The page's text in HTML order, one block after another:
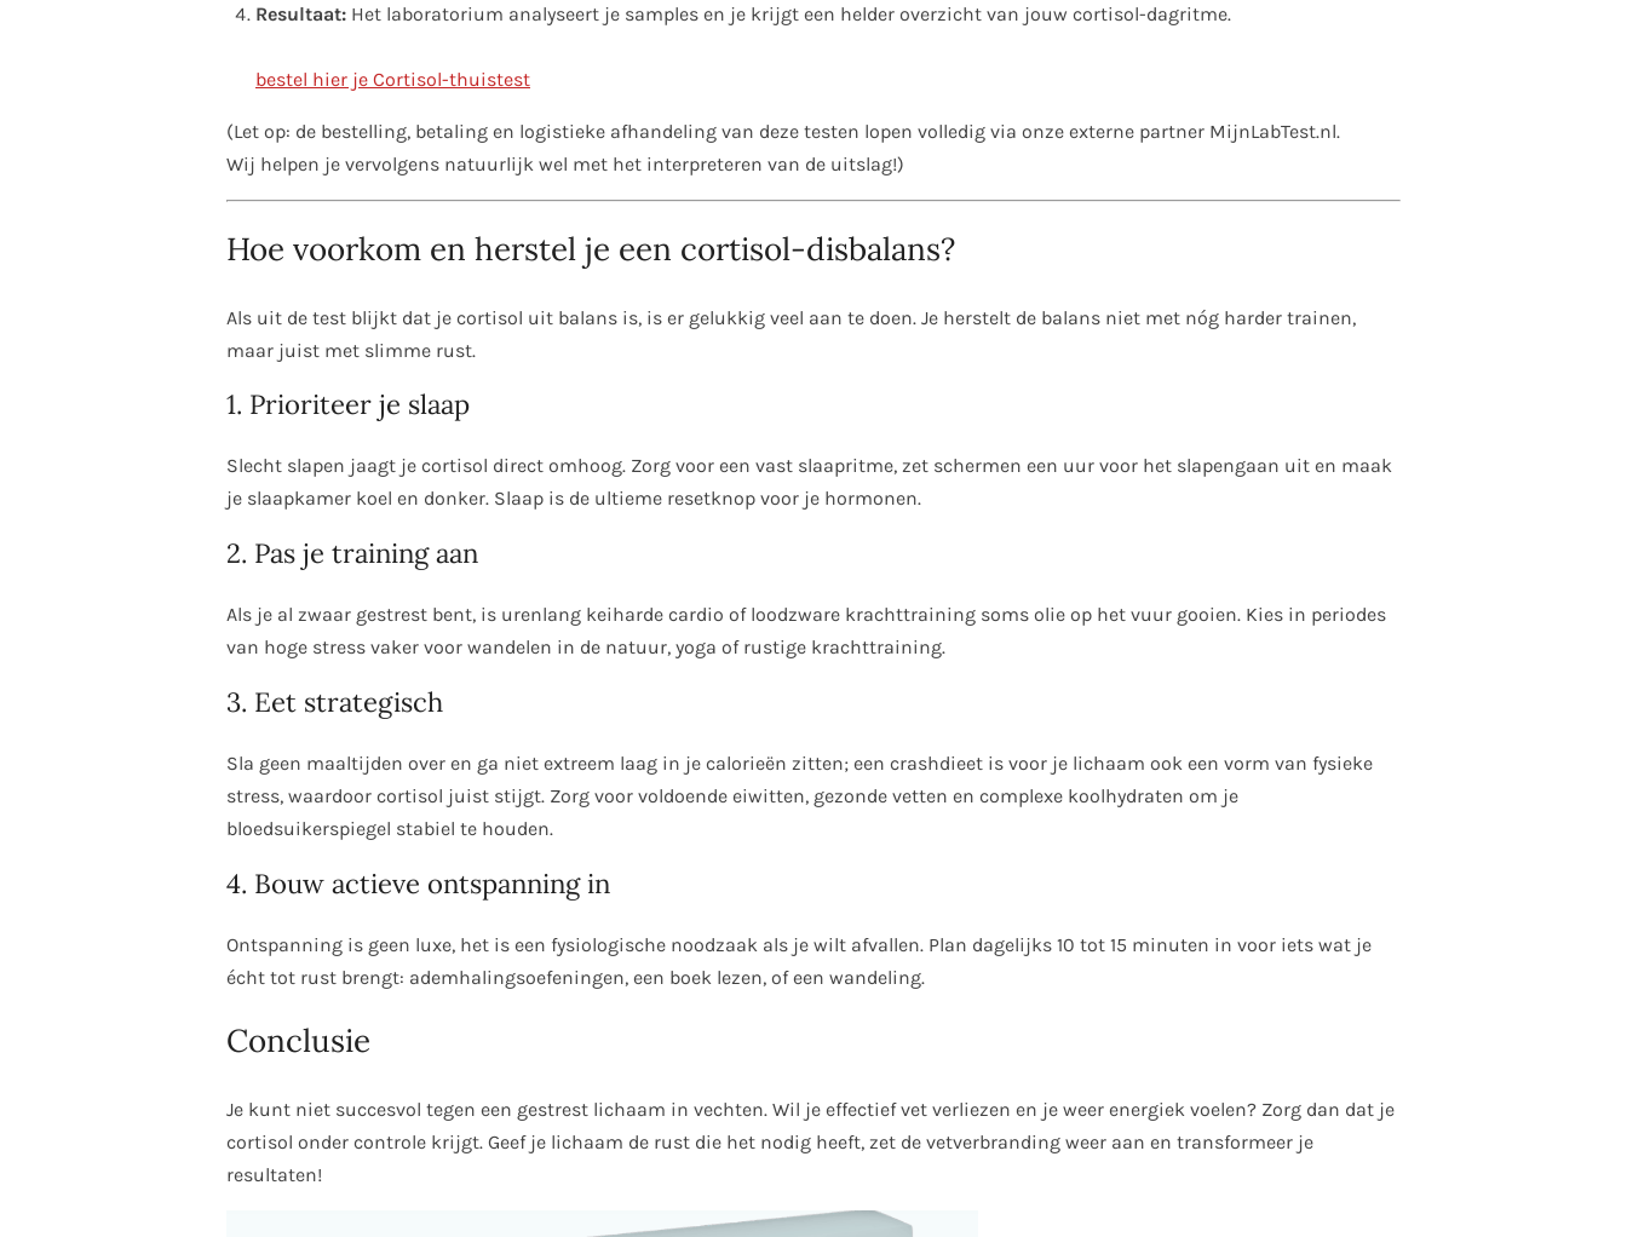
Resultaat: Het laboratorium analyseert je samples en je krijgt een helder overzicht van jouw cortisol-dagritme.
bestel hier je Cortisol-thuistest
(Let op: de bestelling, betaling en logistieke afhandeling van deze testen lopen volledig via onze externe partner MijnLabTest.nl.
Wij helpen je vervolgens natuurlijk wel met het interpreteren van de uitslag!)
Hoe voorkom en herstel je een cortisol-disbalans?
Als uit de test blijkt dat je cortisol uit balans is, is er gelukkig veel aan te doen. Je herstelt de balans niet met nóg harder trainen,
maar juist met slimme rust.
1. Prioriteer je slaap
Slecht slapen jaagt je cortisol direct omhoog. Zorg voor een vast slaapritme, zet schermen een uur voor het slapengaan uit en maak
je slaapkamer koel en donker. Slaap is de ultieme resetknop voor je hormonen.
2. Pas je training aan
Als je al zwaar gestrest bent, is urenlang keiharde cardio of loodzware krachttraining soms olie op het vuur gooien. Kies in periodes
van hoge stress vaker voor wandelen in de natuur, yoga of rustige krachttraining.
3. Eet strategisch
Sla geen maaltijden over en ga niet extreem laag in je calorieën zitten; een crashdieet is voor je lichaam ook een vorm van fysieke
stress, waardoor cortisol juist stijgt. Zorg voor voldoende eiwitten, gezonde vetten en complexe koolhydraten om je
bloedsuikerspiegel stabiel te houden.
4. Bouw actieve ontspanning in
Ontspanning is geen luxe, het is een fysiologische noodzaak als je wilt afvallen. Plan dagelijks 10 tot 15 minuten in voor iets wat je
écht tot rust brengt: ademhalingsoefeningen, een boek lezen, of een wandeling.
Conclusie
Je kunt niet succesvol tegen een gestrest lichaam in vechten. Wil je effectief vet verliezen en je weer energiek voelen? Zorg dan dat je
cortisol onder controle krijgt. Geef je lichaam de rust die het nodig heeft, zet de vetverbranding weer aan en transformeer je
resultaten!